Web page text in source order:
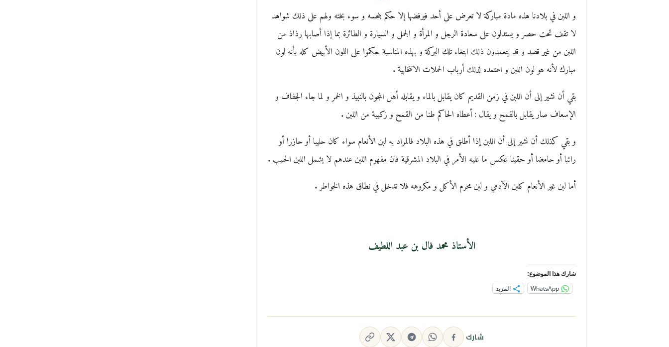
و اللبن في بلادنا هذه مادة مباركة لا تعرض على أحد فيرفضها إلا حكم بنحسه و سوء بخته ولهم على ذلك شواهد
لا تقف تحت حصر و يستدلون على سعادة الرجل و المرأة و الجمل و السيارة و الطائرة بما إذا أصابها رذاذ من
اللبن من غير قصد و قد يتعمدون ذلك ابتغاء تلك البركة و بهذه المناسبة حكموا على اللون الأبيض كله بأنه لون
مبارك لأنه هو لون اللبن و اعتمده لذلك أرباب الحملات الانتخابية .
بقي أن نشير إلى أن اللبن في زمن القديم كان يقابل بالماء و يقابله أهل المجون بالنبيذ و الخمر و لما جاء الجفاف و
الإسعاف صار يقابل بالقمح و يقال : أعطاه الحاكم طنا من القمح و زكيبة من اللبن .
و بقي كذلك أن نشير إلى أن اللبن إذا أطلق في هذه البلاد فالمراد به لبن الأنعام سواء كان حليبا أو حازرا أو
رائبا أو حامضا أو حقينا عكس ما عليه الأمر في البلاد المشرقية فان مفهوم اللبن عندهم لا يشمل اللبن الحليب .
أما لبن غير الأنعام كلبن الآدمي و لبن محرم الأكل و مكروهه فلا تدخل في نطاق هذه الخواطر .
الأستاذ محمد فال بن عبد اللطيف
شارك هذا الموضوع:
WhatsApp المزيد
شارك